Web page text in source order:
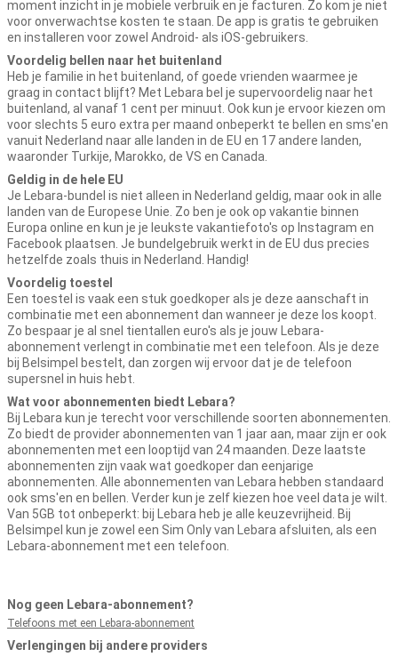
moment inzicht in je mobiele verbruik en je facturen. Zo kom je niet
voor onverwachtse kosten te staan. De app is gratis te gebruiken
en installeren voor zowel Android- als iOS-gebruikers.
Voordelig bellen naar het buitenland
Heb je familie in het buitenland, of goede vrienden waarmee je
graag in contact blijft? Met Lebara bel je supervoordelig naar het
buitenland, al vanaf 1 cent per minuut. Ook kun je ervoor kiezen om
voor slechts 5 euro extra per maand onbeperkt te bellen en sms'en
vanuit Nederland naar alle landen in de EU en 17 andere landen,
waaronder Turkije, Marokko, de VS en Canada.
Geldig in de hele EU
Je Lebara-bundel is niet alleen in Nederland geldig, maar ook in alle
landen van de Europese Unie. Zo ben je ook op vakantie binnen
Europa online en kun je je leukste vakantiefoto's op Instagram en
Facebook plaatsen. Je bundelgebruik werkt in de EU dus precies
hetzelfde zoals thuis in Nederland. Handig!
Voordelig toestel
Een toestel is vaak een stuk goedkoper als je deze aanschaft in
combinatie met een abonnement dan wanneer je deze los koopt.
Zo bespaar je al snel tientallen euro's als je jouw Lebara-
abonnement verlengt in combinatie met een telefoon. Als je deze
bij Belsimpel bestelt, dan zorgen wij ervoor dat je de telefoon
supersnel in huis hebt.
Wat voor abonnementen biedt Lebara?
Bij Lebara kun je terecht voor verschillende soorten abonnementen.
Zo biedt de provider abonnementen van 1 jaar aan, maar zijn er ook
abonnementen met een looptijd van 24 maanden. Deze laatste
abonnementen zijn vaak wat goedkoper dan eenjarige
abonnementen. Alle abonnementen van Lebara hebben standaard
ook sms'en en bellen. Verder kun je zelf kiezen hoe veel data je wilt.
Van 5GB tot onbeperkt: bij Lebara heb je alle keuzevrijheid. Bij
Belsimpel kun je zowel een Sim Only van Lebara afsluiten, als een
Lebara-abonnement met een telefoon.
Nog geen Lebara-abonnement?
Telefoons met een Lebara-abonnement
Verlengingen bij andere providers